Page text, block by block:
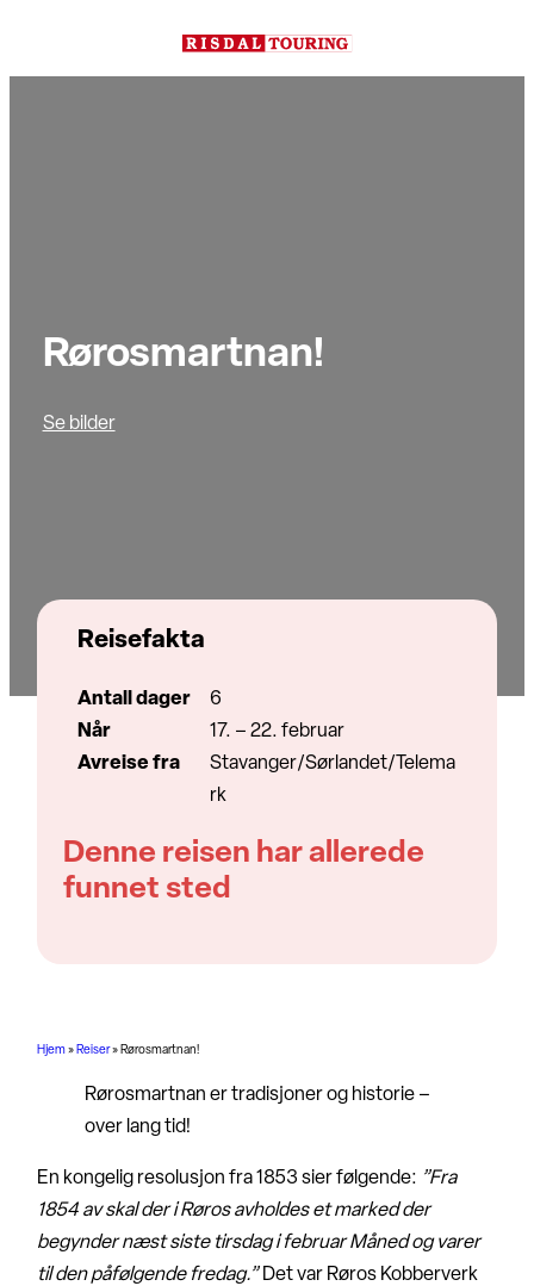
Rørosmartnan!
Se bilder
Hjem» Reiser» Rørosmartnan!
Rørosmartnan er tradisjoner og historie –
over lang tid!
En kongelig resolusjon fra 1853 sier følgende: ”Fra
1854 av skal der i Røros avholdes et marked der
begynder næst siste tirsdag i februar Måned og varer
til den påfølgende fredag.” Det var Røros Kobberverk
Reisefakta
Antall dager
6
Når
17. – 22. februar
Avreise fra
Stavanger/Sørlandet/Telema
rk
Denne reisen har allerede
funnet sted